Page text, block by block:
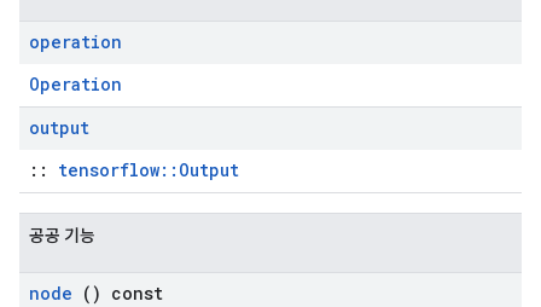
operation
Operation
output
:: tensorflow::Output
공공 기능
node () const